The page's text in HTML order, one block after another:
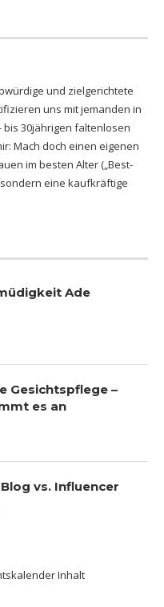
und zielgerichtete
uns mit jemanden in
bis 30jährigen faltenlosen
Mach doch einen eigenen
im besten Alter („Best-
sondern eine kaufkräftige
Ade
Gesichtspflege –
es an
vs. Influencer